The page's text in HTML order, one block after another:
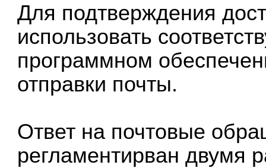
Для подтверждения
использовать
программном
отправки почты.
Ответ на почтовые
регламентирван двумя